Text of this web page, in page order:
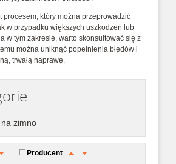
procesem, który można przeprowadzić
w przypadku większych uszkodzeń lub
w tym zakresie, warto skonsultować się z
można uniknąć popełnienia błędów i
trwałą naprawę.
zimno
Producent